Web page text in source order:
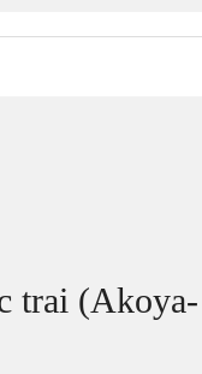
trai (Akoya-